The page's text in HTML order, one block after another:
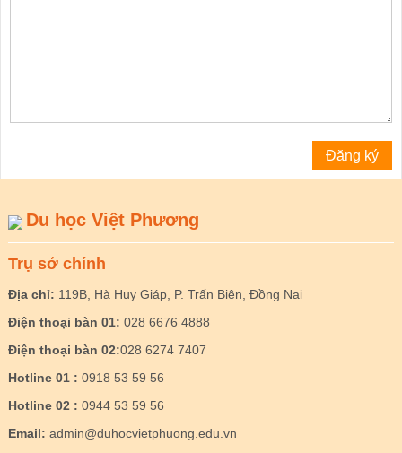
Du học Việt Phương
Trụ sở chính
Địa chỉ: 119B, Hà Huy Giáp, P. Trấn Biên, Đồng Nai
Điện thoại bàn 01: 028 6676 4888
Điện thoại bàn 02:028 6274 7407
Hotline 01 : 0918 53 59 56
Hotline 02 : 0944 53 59 56
Email: admin@duhocvietphuong.edu.vn